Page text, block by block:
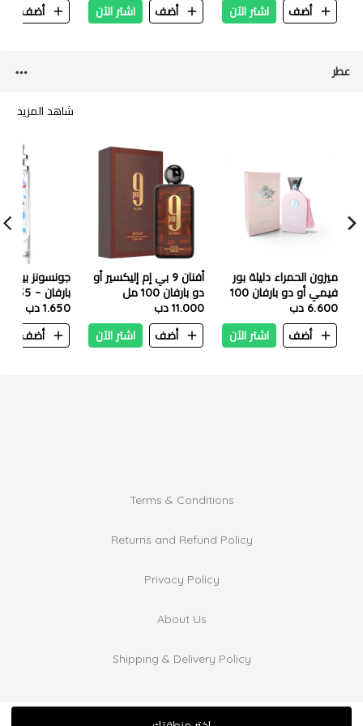
أضف
اشتر الآن
أضف
اشتر الآن
أضف
عطر
شاهد المزيد
ميزون الحمراء دليلة بور
فيمي أو دو بارفان 100
مل
6.600 دب
أضف
اشتر الآن
أفنان 9 بي إم إليكسير أو
دو بارفان 100 مل
11.000 دب
أضف
اشتر الآن
جونسونز بيبي
بارفان – 35 مل
1.650 دب
أضف
Terms & Conditions
Returns and Refund Policy
Privacy Policy
About Us
Shipping & Delivery Policy